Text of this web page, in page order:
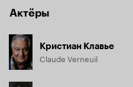
Актёры
Кристиан Клавье
Claude Verneuil